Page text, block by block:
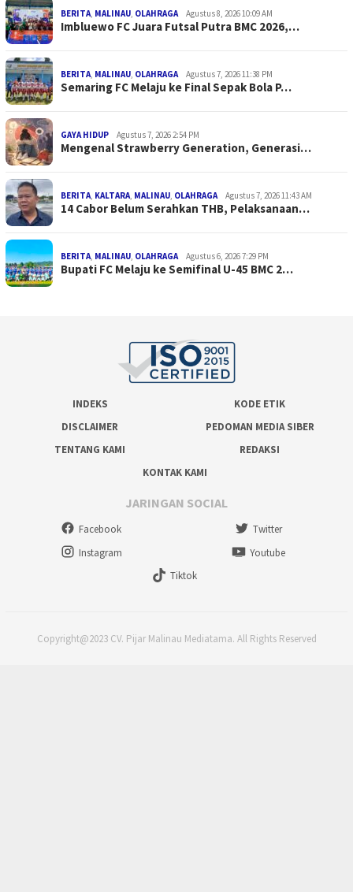
BERITA MALINAU OLAHRAGA Agustus 8, 2026 10:09 AM
Imbluewo FC Juara Futsal Putra BMC 2026,…
BERITA MALINAU OLAHRAGA Agustus 7, 2026 11:38 PM
Semaring FC Melaju ke Final Sepak Bola P…
GAYA HIDUP Agustus 7, 2026 2:54 PM
Mengenal Strawberry Generation, Generasi…
BERITA KALTARA MALINAU OLAHRAGA Agustus 7, 2026 11:43 AM
14 Cabor Belum Serahkan THB, Pelaksanaan…
BERITA MALINAU OLAHRAGA Agustus 6, 2026 7:29 PM
Bupati FC Melaju ke Semifinal U-45 BMC 2…
INDEKS
KODE ETIK
DISCLAIMER
PEDOMAN MEDIA SIBER
TENTANG KAMI
REDAKSI
KONTAK KAMI
JARINGAN SOCIAL
Facebook
Twitter
Instagram
Youtube
Tiktok
Copyright@2023 CV. Pijar Malinau Mediatama. All Rights Reserved